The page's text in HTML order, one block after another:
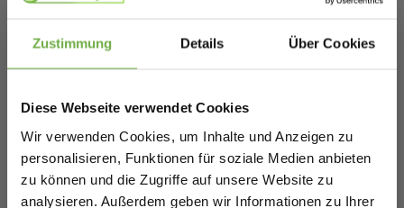
Zustimmung Details Über Cookies
Diese Webseite verwendet Cookies
Wir verwenden Cookies, um Inhalte und Anzeigen zu
personalisieren, Funktionen für soziale Medien anbieten
zu können und die Zugriffe auf unsere Website zu
analysieren. Außerdem geben wir Informationen zu Ihrer
Mica Decorations Beistelltisch - 2er-Set -
L80 x B60 x H47 cm - Metall - Schwarz
Vergleichspreis 76,95 €
41,99 €
- 45%
Schnäppchenjäger 👋
Melde dich an und erhalte sofort
Rabatten bis zu 70%.